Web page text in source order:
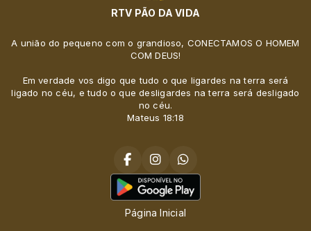
RTV PÃO DA VIDA
A união do pequeno com o grandioso, CONECTAMOS O HOMEM
COM DEUS!
Em verdade vos digo que tudo o que ligardes na terra será
ligado no céu, e tudo o que desligardes na terra será desligado
no céu.
Mateus 18:18
Página Inicial